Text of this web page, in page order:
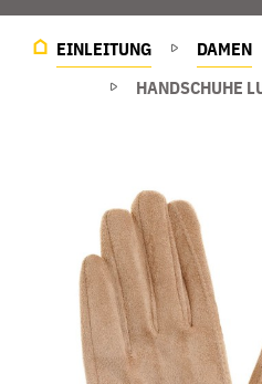
EINLEITUNG DAMEN
HANDSCHUHE